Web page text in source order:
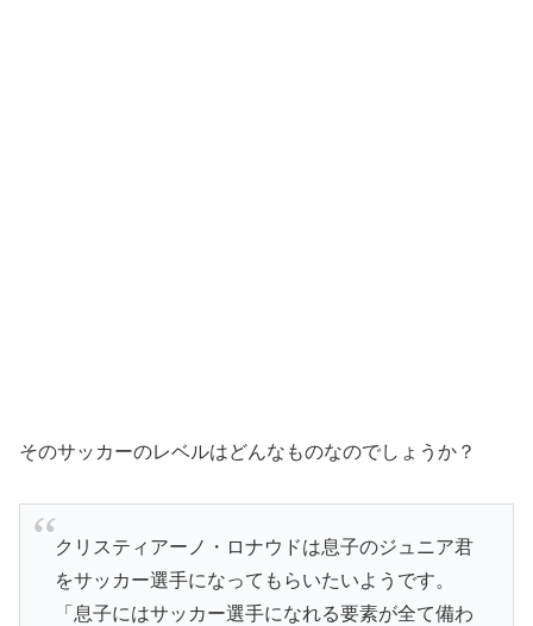
そのサッカーのレベルはどんなものなのでしょうか？
クリスティアーノ・ロナウドは息子のジュニア君
をサッカー選手になってもらいたいようです。
「息子にはサッカー選手になれる要素が全て備わ